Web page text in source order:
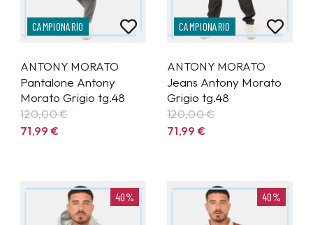
CAMPIONARIO
ANTONY MORATO
Pantalone Antony
Morato Grigio tg.48
120,00 €
71,99€
CAMPIONARIO
ANTONY MORATO
Jeans Antony Morato
Grigio tg.48
120,00 €
71,99€
40% 40%